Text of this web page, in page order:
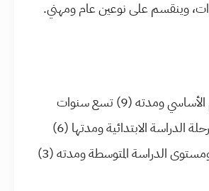
أ- التعليم الأساسي ومدته (9) تسع سنوات
ويتكون من مرحلة الدراسة الابتدائية ومدتها (6)
ست سنوات ومستوى الدراسة المتوسطة ومدته (3)